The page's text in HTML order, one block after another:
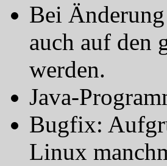
Bei
auch auf den
werden.
Java-
Bugfix:
Linux